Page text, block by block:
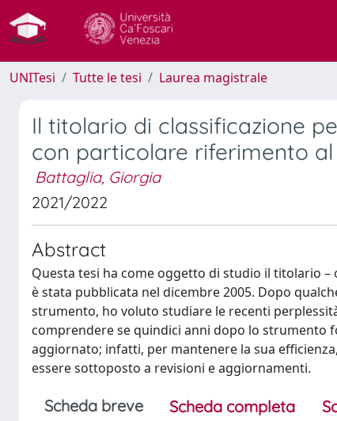
UNITesi Tutte le tesi Laurea magistrale
Il titolario di classificazione
con particolare riferimento
Battaglia, Giorgia
2021/2022
Abstract
Questa tesi ha come oggetto di studio il titolario
è stata pubblicata nel dicembre 2005. Dopo
strumento, ho voluto studiare le recenti
comprendere se quindici anni dopo lo strumento
aggiornato; infatti, per mantenere la sua
essere sottoposto a revisioni e aggiornamenti.
Scheda breve Scheda completa